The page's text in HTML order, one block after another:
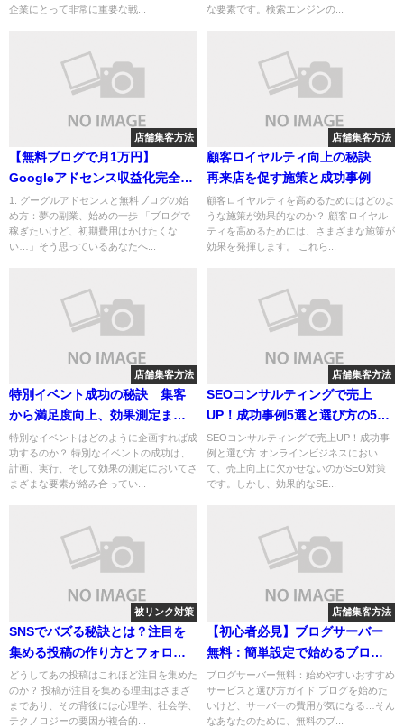
企業にとって非常に重要な戦...
な要素です。検索エンジンの...
店舗集客方法
【無料ブログで月1万円】
Googleアドセンス収益化完全ガ
イド
1. グーグルアドセンスと無料ブログの始
め方：夢の副業、始めの一歩 「ブログで
稼ぎたいけど、初期費用はかけたくな
い…」そう思っているあなたへ...
店舗集客方法
顧客ロイヤルティ向上の秘訣
再来店を促す施策と成功事例
顧客ロイヤルティを高めるためにはどのよ
うな施策が効果的なのか？ 顧客ロイヤル
ティを高めるためには、さまざまな施策が
効果を発揮します。 これら...
店舗集客方法
特別イベント成功の秘訣 集客
から満足度向上、効果測定まで
徹底ガイド
特別なイベントはどのように企画すれば成
功するのか？ 特別なイベントの成功は、
計画、実行、そして効果の測定においてさ
まざまな要素が絡み合ってい...
店舗集客方法
SEOコンサルティングで売上
UP！成功事例5選と選び方の5つ
のポイント
SEOコンサルティングで売上UP！成功事
例と選び方 オンラインビジネスにおい
て、売上向上に欠かせないのがSEO対策
です。しかし、効果的なSE...
被リンク対策
SNSでバズる秘訣とは？注目を
集める投稿の作り方とフォロワ
ーとの関係構築
どうしてあの投稿はこれほど注目を集めた
のか？ 投稿が注目を集める理由はさまざ
まであり、その背後には心理学、社会学、
テクノロジーの要因が複合的...
店舗集客方法
【初心者必見】ブログサーバー
無料：簡単設定で始めるブログ
開設ガイド
ブログサーバー無料：始めやすいおすすめ
サービスと選び方ガイド ブログを始めた
いけど、サーバーの費用が気になる…そん
なあなたのために、無料のブ...